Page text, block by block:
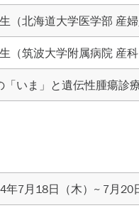
（北海道大学医学部 産婦
（筑波大学附属病院 産科
「いま」と遺伝性腫瘍診
年7月18日（木）~ 7月20